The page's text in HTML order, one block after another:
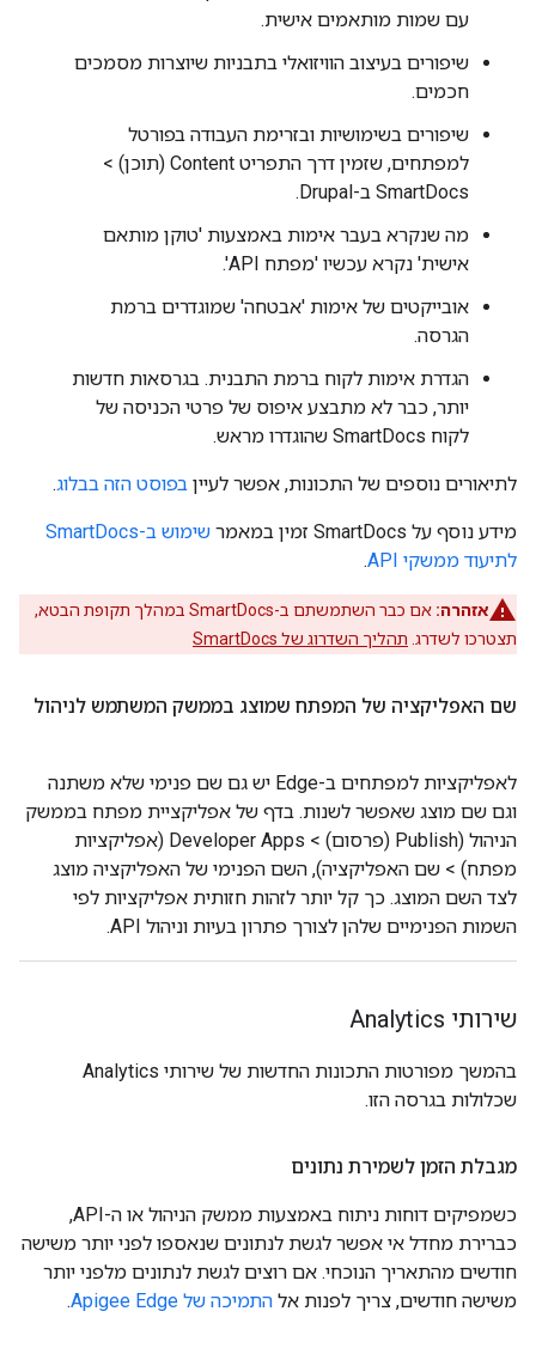
עם שמות מותאמים אישית.
שיפורים בעיצוב הוויזואלי בתבניות שיוצרות מסמכים
חכמים.
שיפורים בשימושיות ובזרימת העבודה בפורטל
למפתחים, שזמין דרך התפריט Content (תוכן) >
SmartDocs ב-Drupal.
מה שנקרא בעבר אימות באמצעות 'טוקן מותאם
אישית' נקרא עכשיו 'מפתח API'.
אובייקטים של אימות 'אבטחה' שמוגדרים ברמת
הגרסה.
הגדרת אימות לקוח ברמת התבנית. בגרסאות חדשות
יותר, כבר לא מתבצע איפוס של פרטי הכניסה של
לקוח SmartDocs שהוגדרו מראש.
לתיאורים נוספים של התכונות, אפשר לעיין בפוסט הזה בבלוג.
מידע נוסף על SmartDocs זמין במאמר
שימוש ב-SmartDocs
לתיעוד ממשקי API
.
אזהרה:
אם כבר השתמשתם ב-SmartDocs במהלך תקופת הבטא,
תצטרכו לשדרג. תהליך השדרוג של SmartDocs
שם האפליקציה של המפתח שמוצג בממשק המשתמש לניהול
לאפליקציות למפתחים ב-Edge יש גם שם פנימי שלא משתנה
וגם שם מוצג שאפשר לשנות. בדף של אפליקציית מפתח בממשק
הניהול (Publish (פרסום) > Developer Apps (אפליקציות
מפתח) > שם האפליקציה), השם הפנימי של האפליקציה מוצג
לצד השם המוצג. כך קל יותר לזהות חזותית אפליקציות לפי
השמות הפנימיים שלהן לצורך פתרון בעיות וניהול API.
שירותי Analytics
בהמשך מפורטות התכונות החדשות של שירותי Analytics
שכלולות בגרסה הזו.
מגבלת הזמן לשמירת נתונים
כשמפיקים דוחות ניתוח באמצעות ממשק הניהול או ה-API,
כברירת מחדל אי אפשר לגשת לנתונים שנאספו לפני יותר משישה
חודשים מהתאריך הנוכחי. אם רוצים לגשת לנתונים מלפני יותר
משישה חודשים, צריך לפנות אל התמיכה של Apigee Edge .